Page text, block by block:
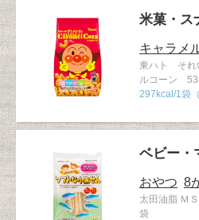
米菓・ス
キャラメ
東ハト それ
ルコーン
297kcal/1袋
ベビー・
おやつ 8
太田油脂 Ｍ
袋